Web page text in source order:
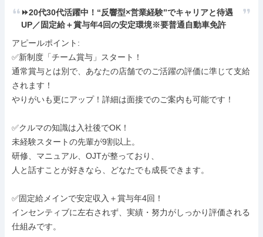
⏩️20代30代活躍中！“反響型×営業経験”でキャリアと待遇
UP／固定給＋賞与年4回の安定環境※要普通自動車免許
アピールポイント:
✅新制度「チーム賞与」スタート！
通常賞与とは別で、あなたの店舗でのご活躍の評価に準じて支給
されます！
やりがいも更にアップ！詳細は面接でのご案内も可能です！
✅クルマの知識は入社後でOK！
未経験スタートの先輩が9割以上。
研修、マニュアル、OJTが整っており、
人と話すことが好きなら、どなたでも成長できます。
✅固定給メインで安定収入＋賞与年4回！
インセンティブに左右されず、実績・努力がしっかり評価される
仕組みです。